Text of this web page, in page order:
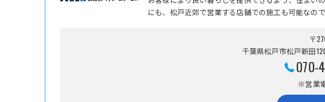
にも、松戸近郊で営業する店舗での施工も可能なの
〒
千葉県松戸市松戸新田
070-
※営業